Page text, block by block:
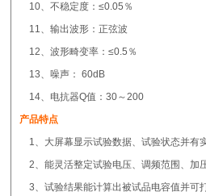
10、不稳定度：≤0.05％
11、输出波形：正弦波
12、波形畸变率：≤0.5％
13、噪声： 60dB
14、电抗器Q值：30～200
产品特点
1、大屏幕显示试验数据、试验状态并有
2、能灵活整定试验电压、调频范围、加
3、试验结果能计算出被试品电容值并可打